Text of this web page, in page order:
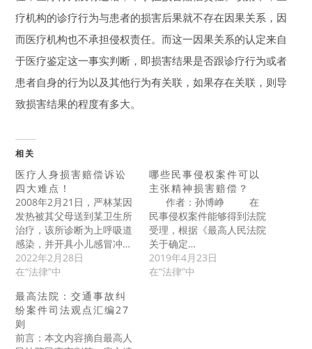
疗机构的诊疗行为与患者的损害后果就不存在因果关系，因
而医疗机构也不承担侵权责任。而这一因果关系的认定来自
于医疗鉴定这一事实判断，即损害结果是否跟诊疗行为或者
患者自身的行为以及其他行为有关联，如果存在关联，则导
致损害结果的程度有多大。
相关
医疗人身损害赔偿诉讼
四大难点！
2008年2月21日，严林某因
发热被其父母送到某卫生所
治疗，该所诊断为上呼吸道
感染，并开具小儿感冒冲…
2022年2月28日
在“法律”中
哪些民事侵权案件可以
主张精神损害赔偿？
作者：孙博峥 在
民事侵权案件能够得到法院
受理，根据《最高人民法院
关于确定…
2019年4月23日
在“法律”中
最高法院：交通事故纠
纷案件司法观点汇编27
则
前言：本文内容摘自最高人